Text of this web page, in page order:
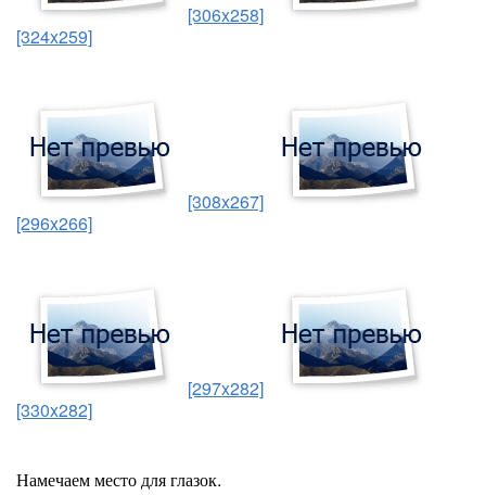
[306x258]
[324x259]
[308x267]
[296x266]
[297x282]
[330x282]
Намечаем место для глазок.